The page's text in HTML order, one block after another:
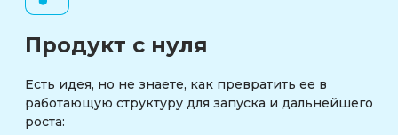
Продукт с нуля
Есть идея, но не знаете, как превратить ее в
работающую структуру для запуска и дальнейшего
роста: